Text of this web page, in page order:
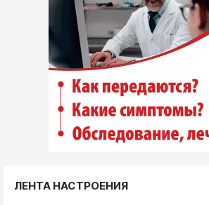
ЛЕНТА НАСТРОЕНИЯ